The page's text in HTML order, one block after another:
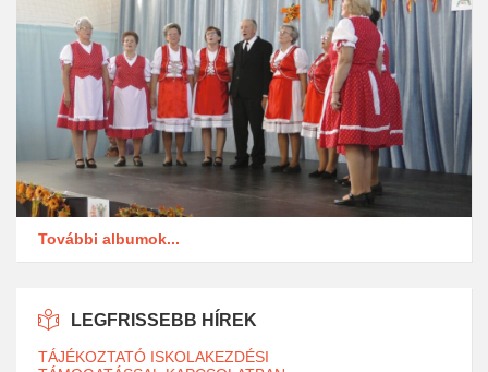
További albumok...
LEGFRISSEBB HÍREK
TÁJÉKOZTATÓ ISKOLAKEZDÉSI